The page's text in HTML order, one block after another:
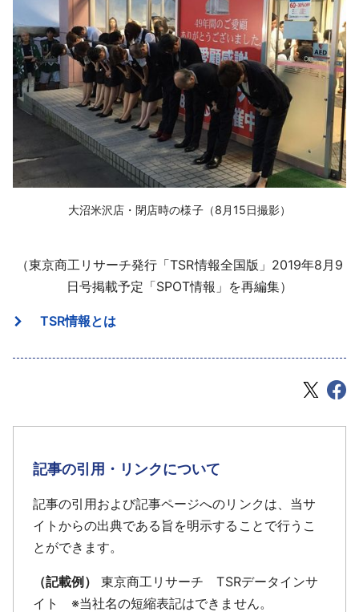
大沼米沢店・閉店時の様子（8月15日撮影）
（東京商工リサーチ発行「TSR情報全国版」2019年8月9
日号掲載予定「SPOT情報」を再編集）
TSR情報とは
記事の引用・リンクについて
記事の引用および記事ページへのリンクは、当サ
イトからの出典である旨を明示することで行うこ
とができます。
（記載例）
東京商工リサーチ TSRデータインサ
イト ※当社名の短縮表記はできません。